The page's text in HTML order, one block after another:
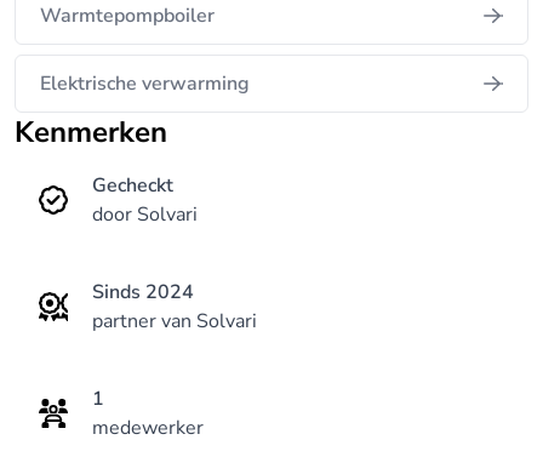
Warmtepompboiler
Elektrische verwarming
Kenmerken
Gecheckt
door Solvari
Sinds 2024
partner van Solvari
1
medewerker